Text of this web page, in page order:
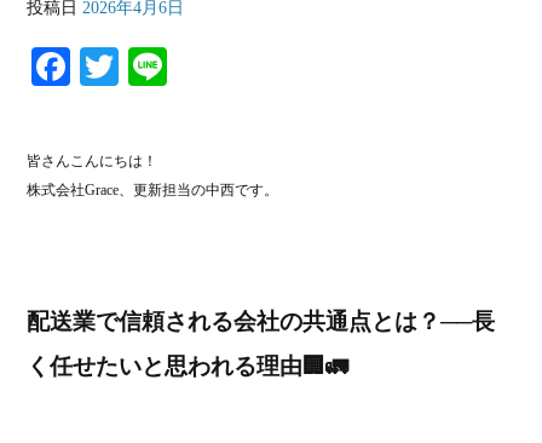
投稿日 2026年4月6日
Fa
bo
ok
T
tte
r
皆さんこんにちは！
株式会社Grace、更新担当の中西です。
配送業で信頼される会社の共通点とは？──長
く任せたいと思われる理由🏢🚛